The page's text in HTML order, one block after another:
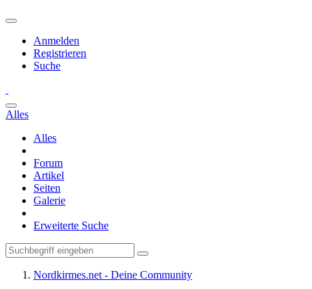
Anmelden
Registrieren
Suche
Alles
Alles
Forum
Artikel
Seiten
Galerie
Erweiterte Suche
Nordkirmes.net - Deine Community